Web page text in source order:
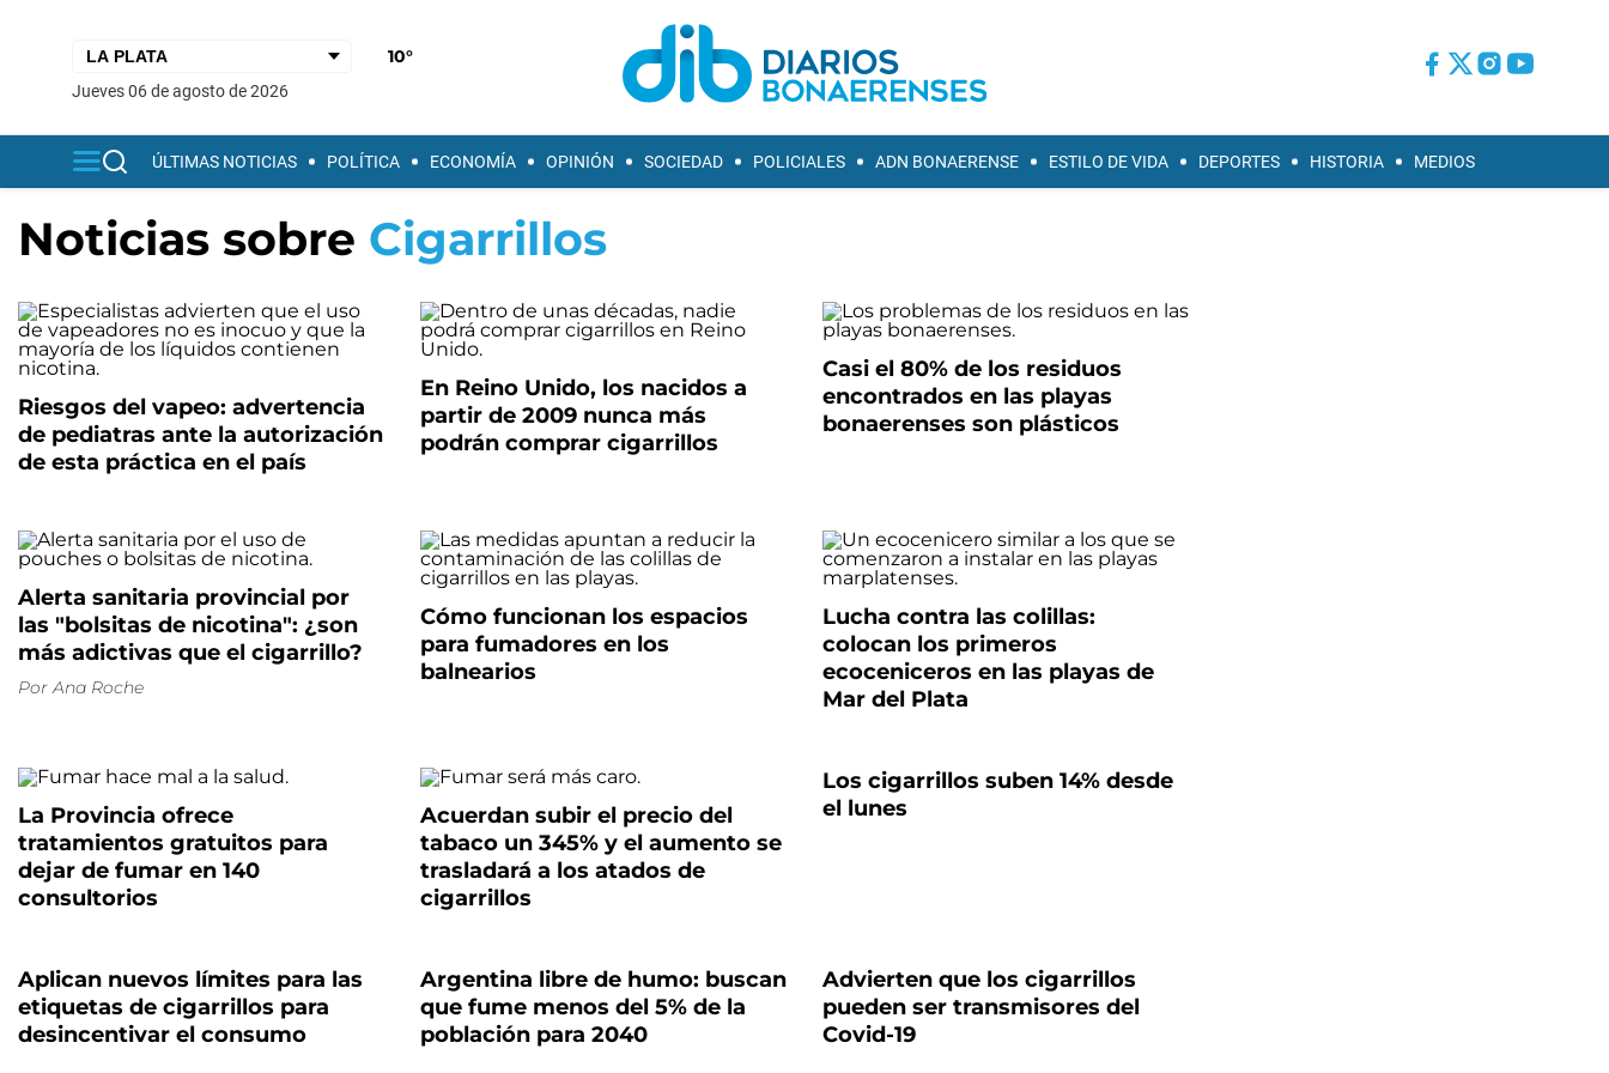
10°
jueves 06 de agosto de 2026
ÚLTIMAS NOTICIAS POLÍTICA ECONOMÍA OPINIÓN SOCIEDAD POLICIALES ADN BONAERENSE ESTILO DE VIDA DEPORTES HISTORIA MEDIOS
Noticias sobre Cigarrillos
Riesgos del vapeo: advertencia
de pediatras ante la autorización
de esta práctica en el país
En Reino Unido, los nacidos a
partir de 2009 nunca más
podrán comprar cigarrillos
Casi el 80% de los residuos
encontrados en las playas
bonaerenses son plásticos
Alerta sanitaria provincial por
las "bolsitas de nicotina": ¿son
más adictivas que el cigarrillo?
Por Ana Roche
Cómo funcionan los espacios
para fumadores en los
balnearios
Lucha contra las colillas:
colocan los primeros
ecoceniceros en las playas de
Mar del Plata
La Provincia ofrece
tratamientos gratuitos para
dejar de fumar en 140
consultorios
Acuerdan subir el precio del
tabaco un 345% y el aumento se
trasladará a los atados de
cigarrillos
Los cigarrillos suben 14% desde
el lunes
Aplican nuevos límites para las
etiquetas de cigarrillos para
desincentivar el consumo
Argentina libre de humo: buscan
que fume menos del 5% de la
población para 2040
Advierten que los cigarrillos
pueden ser transmisores del
Covid-19